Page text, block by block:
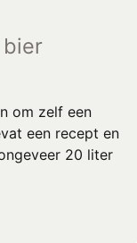
om zelf een
een recept en
20 liter